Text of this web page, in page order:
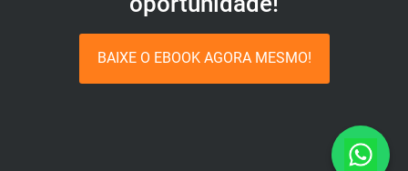
BAIXE O EBOOK AGORA MESMO!